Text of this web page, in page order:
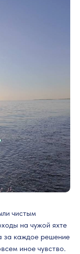
чистым
на чужой яхте
за каждое решение
иное чувство.